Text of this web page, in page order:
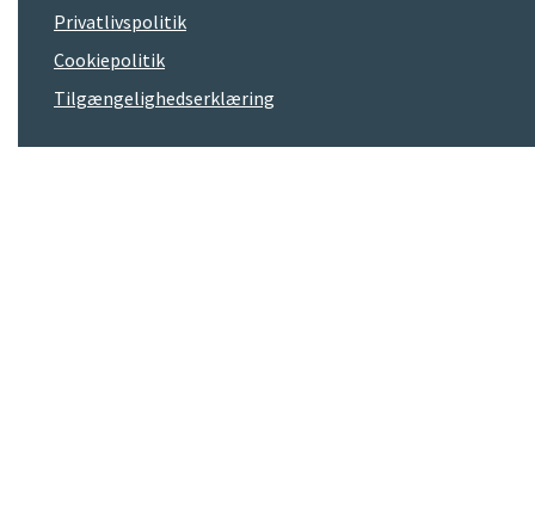
Privatlivspolitik
Cookiepolitik
Tilgængelighedserklæring